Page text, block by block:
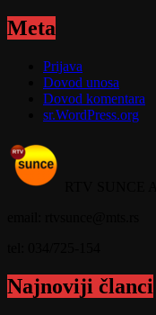
Meta
Prijava
Dovod unosa
Dovod komentara
sr.WordPress.org
Najnoviji članci